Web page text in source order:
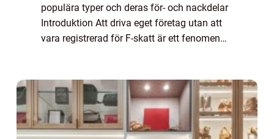
populära typer och deras för- och nackdelar
Introduktion Att driva eget företag utan att
vara registrerad för F-skatt är ett fenomen